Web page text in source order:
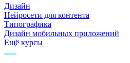
Дизайн
Нейросети для контента
Типографика
Дизайн мобильных приложений
Ещё курсы